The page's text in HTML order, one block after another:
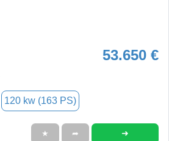
53.650 €
120 kw (163 PS)
★ ➦ ➜